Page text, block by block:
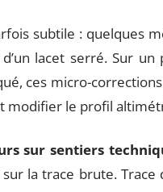
subtile : quelques
lacet serré. Sur
ces micro-
modifier le profil
sur sentiers
la trace brute.